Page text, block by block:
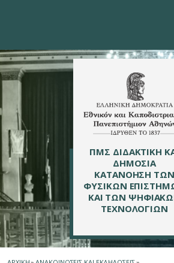
ΠΜΣ ΔΙΔΑΚΤΙΚΗ
ΔΗΜΟΣΙΑ
ΚΑΤΑΝΟΗΣΗ ΤΩΝ
ΦΥΣΙΚΩΝ
ΚΑΙ ΤΩΝ
ΤΕΧΝΟΛΟΓΙΩΝ